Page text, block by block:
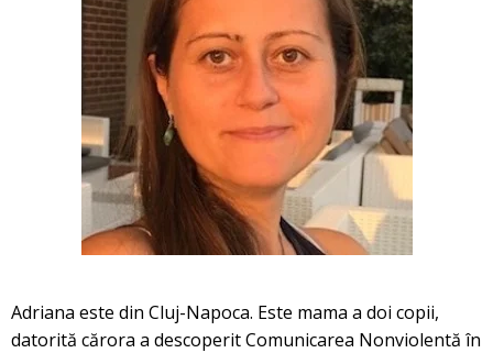
Adriana este din Cluj-Napoca. Este mama a doi copii,
datorită cărora a descoperit Comunicarea Nonviolentă în